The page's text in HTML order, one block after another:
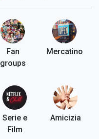
Fan
groups
Mercatino
Serie e
Film
Amicizia